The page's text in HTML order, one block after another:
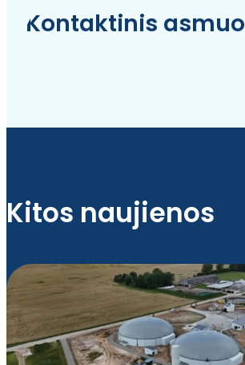
Kontaktinis asmuo
Kitos naujienos